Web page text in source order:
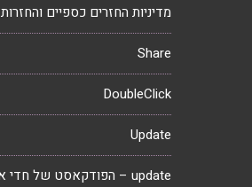
מדיניות החזרים כספיים והחזרות
Share
DoubleClick
Update
update – הפודקאסט של חדי אקסלרד